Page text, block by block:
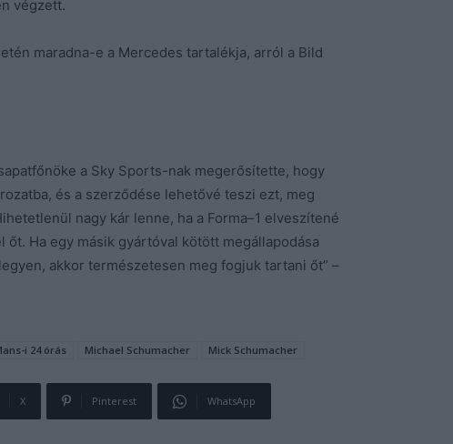
végzett.
maradna-e a Mercedes tartalékja, arról a Bild
a Sky Sports-nak megerősítette, hogy
és a szerződése lehetővé teszi ezt, meg
nagy kár lenne, ha a Forma–1 elveszítené
Ha egy másik gyártóval kötött megállapodása
akkor természetesen meg fogjuk tartani őt” –
i 24 órás Michael Schumacher Mick Schumacher
X Pinterest WhatsApp